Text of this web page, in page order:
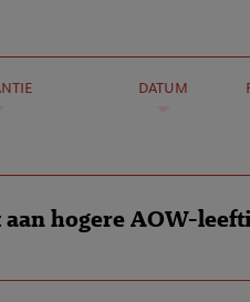
datum
hogere AOW-